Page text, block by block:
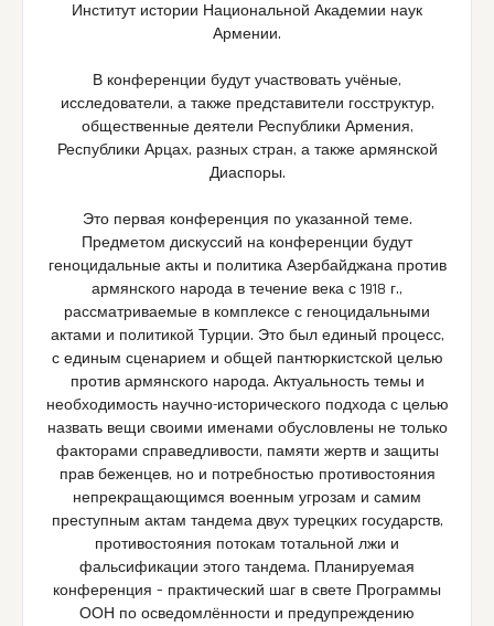
Институт истории Национальной Академии наук
Армении.
В конференции будут участвовать учёные,
исследователи, а также представители госструктур,
общественные деятели Республики Армения,
Республики Арцах, разных стран, а также армянской
Диаспоры.
Это первая конференция по указанной теме.
Предметом дискуссий на конференции будут
геноцидальные акты и политика Азербайджана против
армянского народа в течение века с 1918 г.,
рассматриваемые в комплексе с геноцидальными
актами и политикой Турции. Это был единый процесс,
с единым сценарием и общей пантюркистской целью
против армянского народа. Актуальность темы и
необходимость научно-исторического подхода с целью
назвать вещи своими именами обусловлены не только
факторами справедливости, памяти жертв и защиты
прав беженцев, но и потребностью противостояния
непрекращающимся военным угрозам и самим
преступным актам тандема двух турецких государств,
противостояния потокам тотальной лжи и
фальсификации этого тандема. Планируемая
конференция – практический шаг в свете Программы
ООН по осведомлённости и предупреждению